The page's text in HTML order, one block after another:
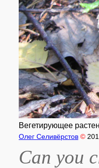
Вегетирующее
Олег Селивёрстов ©
Can you